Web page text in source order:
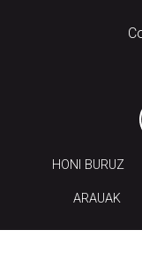
HONI BURUZ
ARAUAK